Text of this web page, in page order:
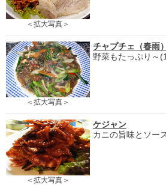
＜拡大写真＞
＜拡大写真＞
チャプチェ（春雨）
野菜もたっぷり～
＜拡大写真＞
ケジャン
カニの旨味とソー